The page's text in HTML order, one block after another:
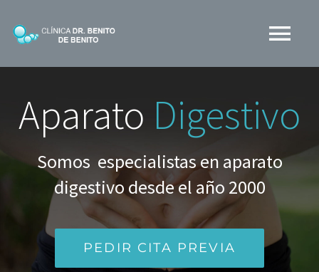
content
¿QUÉ HACEMOS?
MEDIOS
BLOG
Aparato Digestivo
Somos especialistas en aparato
digestivo desde el año 2000
PEDIR CITA PREVIA